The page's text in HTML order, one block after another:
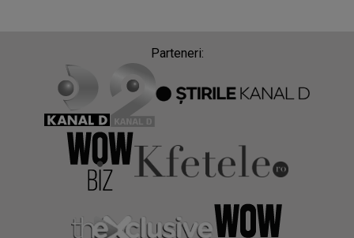
Parteneri: